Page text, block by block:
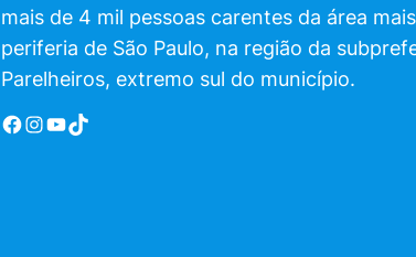
mais de 4 mil pessoas carentes da área
periferia de São Paulo, na região da
Parelheiros, extremo sul do município.
Facebook Instagram YouTube TikTok